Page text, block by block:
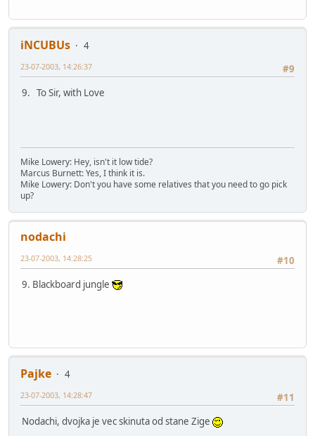
iNCUBUs
4
#9
23-07-2003, 14:26:37
9. To Sir, with Love
Mike Lowery: Hey, isn't it low tide?
Marcus Burnett: Yes, I think it is.
Mike Lowery: Don't you have some relatives that you need to go pick
up?
nodachi
#10
23-07-2003, 14:28:25
9. Blackboard jungle
Pajke
4
#11
23-07-2003, 14:28:47
Nodachi, dvojka je vec skinuta od stane Zige